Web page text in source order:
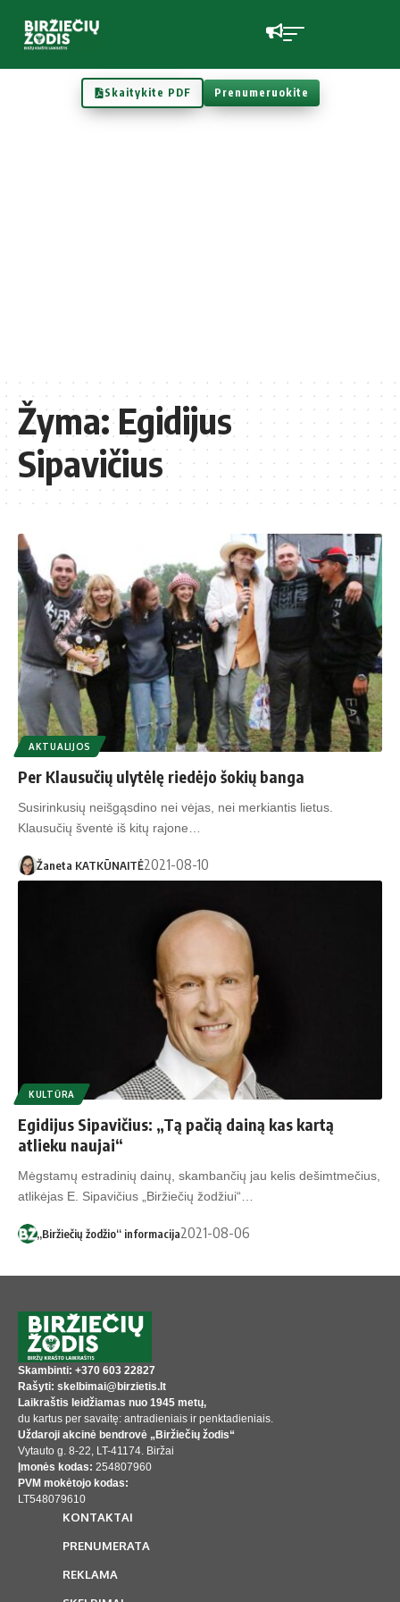
Skaitykite PDF Prenumeruokite
Žyma:Egidijus
Sipavičius
AKTUALIJOS
Per Klausučių ulytėlę riedėjo šokių banga
Susirinkusių neišgąsdino nei vėjas, nei merkiantis lietus.
Klausučių šventė iš kitų rajone…
Žaneta KATKŪNAITĖ2021-08-10
KULTŪRA
Egidijus Sipavičius: „Tą pačią dainą kas kartą
atlieku naujai“
Mėgstamų estradinių dainų, skambančių jau kelis dešimtmečius,
atlikėjas E. Sipavičius „Biržiečių žodžiui“…
„Biržiečių žodžio“ informacija2021-08-06
Skambinti: +370 603 22827
Rašyti: skelbimai@birzietis.lt
Laikraštis leidžiamas nuo 1945 metų,
du kartus per savaitę: antradieniais ir penktadieniais.
Uždaroji akcinė bendrovė „Biržiečių žodis“
Vytauto g. 8-22, LT-41174. Biržai
Įmonės kodas: 254807960
PVM mokėtojo kodas:
LT548079610
KONTAKTAI
PRENUMERATA
REKLAMA